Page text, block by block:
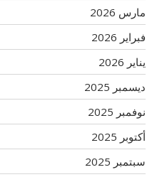
مارس 2026
فبراير 2026
يناير 2026
ديسمبر 2025
نوفمبر 2025
أكتوبر 2025
سبتمبر 2025